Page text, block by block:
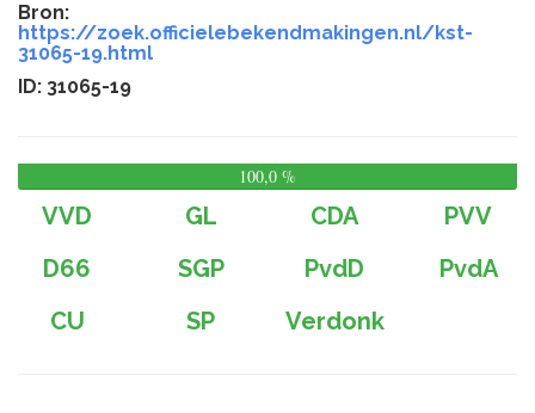
Bron:
https://zoek.officielebekendmakingen.nl/kst-
31065-19.html
ID: 31065-19
100,0 %
VVD GL CDA
PVV
D66
SGP PvdD
PvdA
CU
SP Verdonk